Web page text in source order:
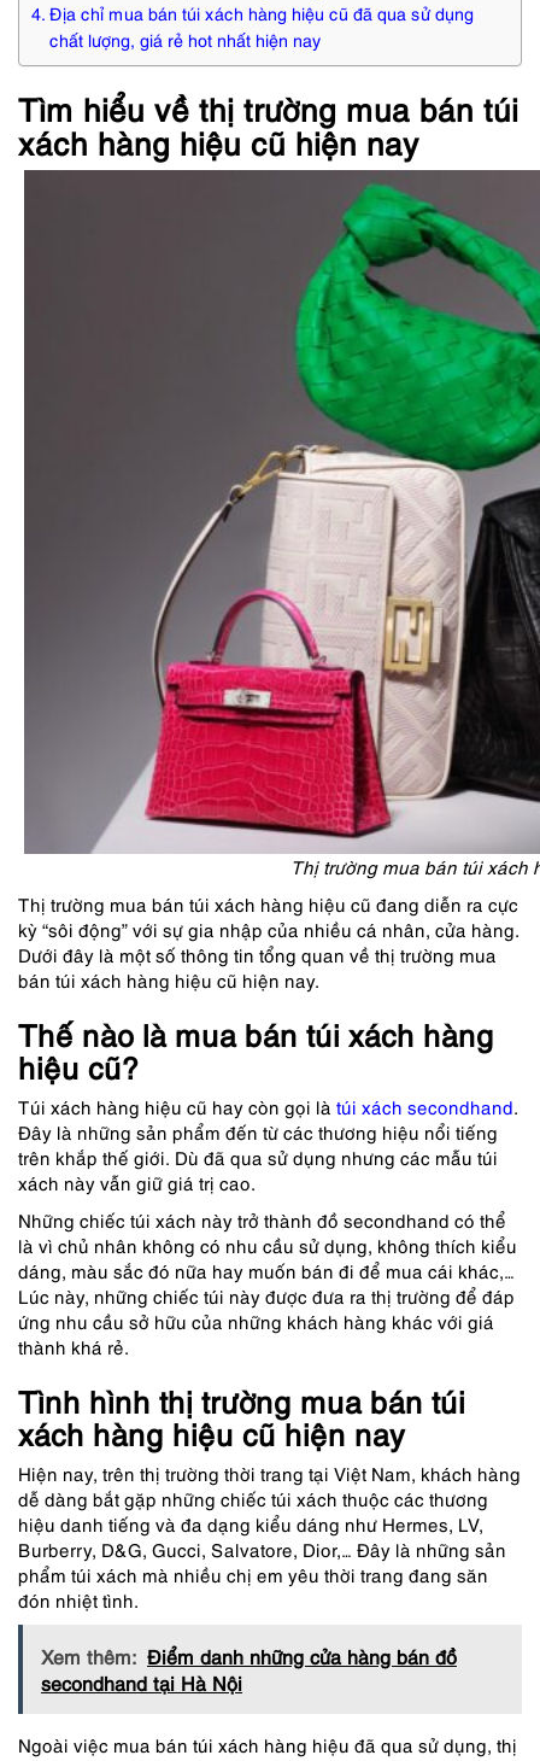
Địa chỉ mua bán túi xách hàng hiệu cũ đã qua sử dụng
chất lượng, giá rẻ hot nhất hiện nay
Tìm hiểu về thị trường mua bán túi
xách hàng hiệu cũ hiện nay
Thị trường mua bán túi xách
Thị trường mua bán túi xách hàng hiệu cũ đang diễn ra cực
kỳ “sôi động” với sự gia nhập của nhiều cá nhân, cửa hàng.
Dưới đây là một số thông tin tổng quan về thị trường mua
bán túi xách hàng hiệu cũ hiện nay.
Thế nào là mua bán túi xách hàng
hiệu cũ?
Túi xách hàng hiệu cũ hay còn gọi là túi xách secondhand
Đây là những sản phẩm đến từ các thương hiệu nổi tiếng
trên khắp thế giới. Dù đã qua sử dụng nhưng các mẫu túi
xách này vẫn giữ giá trị cao.
Những chiếc túi xách này trở thành đồ secondhand có thể
là vì chủ nhân không có nhu cầu sử dụng, không thích kiểu
dáng, màu sắc đó nữa hay muốn bán đi để mua cái khác,…
Lúc này, những chiếc túi này được đưa ra thị trường để đáp
ứng nhu cầu sở hữu của những khách hàng khác với giá
thành khá rẻ.
Tình hình thị trường mua bán túi
xách hàng hiệu cũ hiện nay
Hiện nay, trên thị trường thời trang tại Việt Nam, khách hàng
dễ dàng bắt gặp những chiếc túi xách thuộc các thương
hiệu danh tiếng và đa dạng kiểu dáng như Hermes, LV,
Burberry, D&G, Gucci, Salvatore, Dior,… Đây là những sản
phẩm túi xách mà nhiều chị em yêu thời trang đang săn
đón nhiệt tình.
Xem thêm: Điểm danh những cửa hàng bán đồ
secondhand tại Hà Nội
Ngoài việc mua bán túi xách hàng hiệu đã qua sử dụng, thị